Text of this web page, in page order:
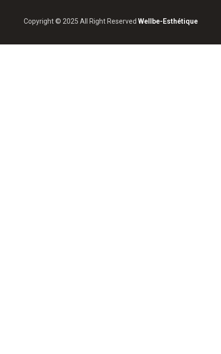
Copyright © 2025 All Right Reserved Wellbe-Esthétique